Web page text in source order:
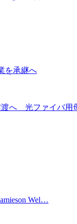
を承継へ
渡へ 光ファイバ
Wel…